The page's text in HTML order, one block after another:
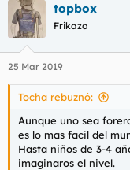
topbox
Frikazo
25 Mar 2019
Tocha rebuznó:
Aunque uno sea
es lo mas facil del
Hasta niños de 3-4
imaginaros el nivel.